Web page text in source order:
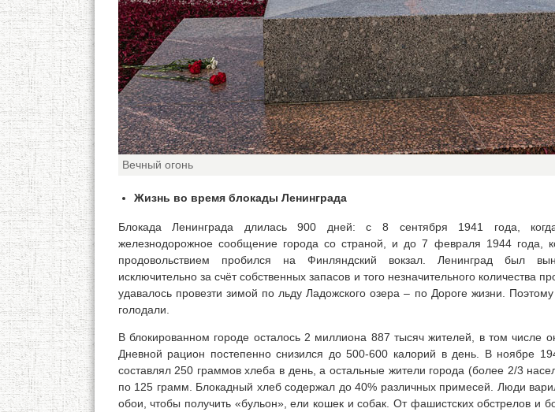
Вечный огонь
Жизнь во время блокады Ленинграда
Блокада Ленинграда длилась 900 дней: с 8 сентября 1941 года,
железнодорожное сообщение города со страной, и до 7 февраля 1944 года,
продовольствием пробился на Финляндский вокзал. Ленинград был
исключительно за счёт собственных запасов и того незначительного количества
удавалось провезти зимой по льду Ладожского озера – по Дороге жизни.
голодали.
В блокированном городе осталось 2 миллиона 887 тысяч жителей, в том числе
Дневной рацион постепенно снизился до 500-600 калорий в день. В ноябре
составлял 250 граммов хлеба в день, а остальные жители города (более 2/3
по 125 грамм. Блокадный хлеб содержал до 40% различных примесей. Люди
обои, чтобы получить «бульон», ели кошек и собак. От фашистских обстрелов и